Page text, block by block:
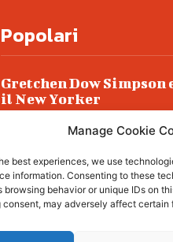
Manage Cookie
best experiences, we use
information. Consenting to these
browsing behavior or unique IDs on
may adversely affect certain
Popolari
Gretchen Dow Simpson
il New Yorker
Ancora dossieraggi e
Podlech, il Cile lo ha
all’ergastolo
Era ubriaca…